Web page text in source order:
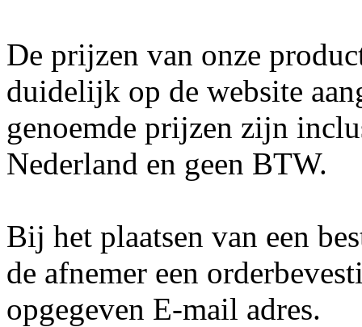
De prijzen van onze
duidelijk op de website
genoemde prijzen zijn
Nederland en geen BTW.
Bij het plaatsen van een
de afnemer een
opgegeven E-mail adres.